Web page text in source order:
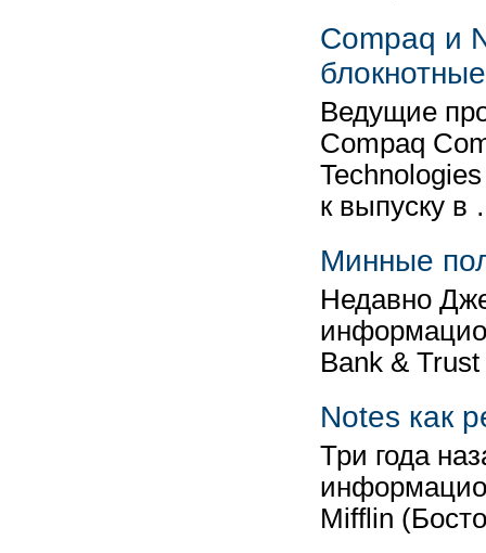
Compaq и
Ведущие
Compaq
к выпуску в
Минные
Недавно
Bank &
Notes как
Три года
Mifflin